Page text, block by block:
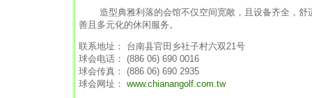
造型典雅利落的会馆不仅空间宽敞，且设备齐全，舒
善且多元化的休闲服务。
联系地址： 台南县官田乡社子村六双21号
球会电话： (886 06) 690 0016
球会传真： (886 06) 690 2935
球会网址： www.chianangolf.com.tw